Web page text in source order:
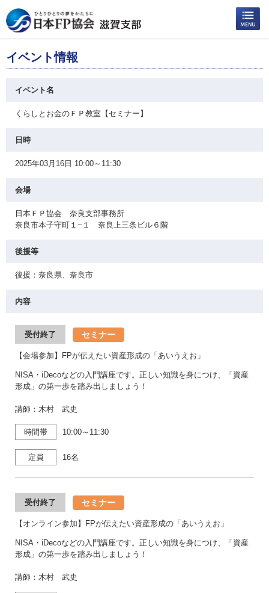
イベント情報
イベント名
くらしとお金のＦＰ教室【セミナー】
日時
2025年03月16日 10:00～11:30
会場
日本ＦＰ協会 奈良支部事務所
奈良市本子守町１−１ 奈良上三条ビル６階
後援等
後援：奈良県、奈良市
内容
受付終了 セミナー
【会場参加】FPが伝えたい資産形成の「あいうえお」
NISA・iDecoなどの入門講座です。正しい知識を身につけ、「資産
形成」の第一歩を踏み出しましょう！
講師：木村 武史
時間帯 10:00～11:30
定員 16名
受付終了 セミナー
【オンライン参加】FPが伝えたい資産形成の「あいうえお」
NISA・iDecoなどの入門講座です。正しい知識を身につけ、「資産
形成」の第一歩を踏み出しましょう！
講師：木村 武史